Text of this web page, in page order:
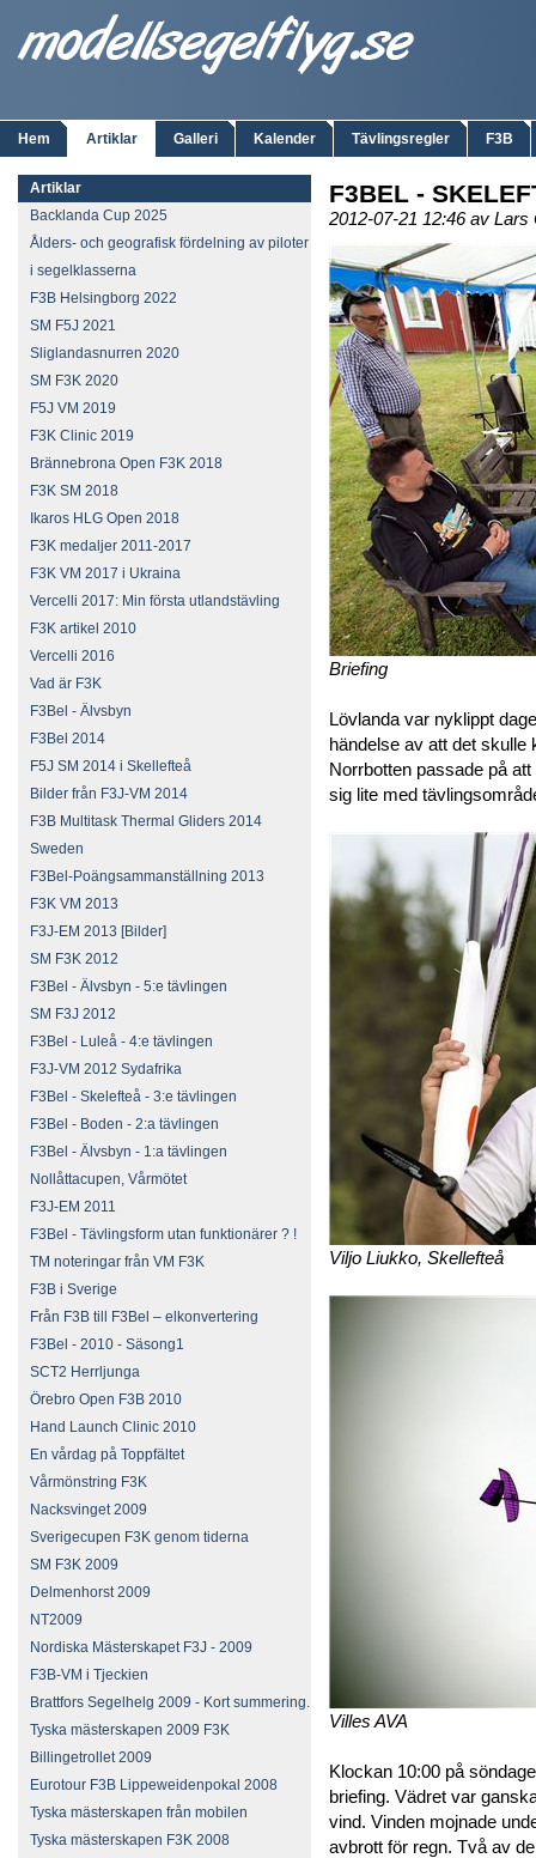
Hem Artiklar Galleri Kalender Tävlingsregler F3B
Artiklar
Backlanda Cup 2025
Ålders- och geografisk fördelning av piloter
i segelklasserna
F3B Helsingborg 2022
SM F5J 2021
Sliglandasnurren 2020
SM F3K 2020
F5J VM 2019
F3K Clinic 2019
Brännebrona Open F3K 2018
F3K SM 2018
Ikaros HLG Open 2018
F3K medaljer 2011-2017
F3K VM 2017 i Ukraina
Vercelli 2017: Min första utlandstävling
F3K artikel 2010
Vercelli 2016
Vad är F3K
F3Bel - Älvsbyn
F3Bel 2014
F5J SM 2014 i Skellefteå
Bilder från F3J-VM 2014
F3B Multitask Thermal Gliders 2014
Sweden
F3Bel-Poängsammanställning 2013
F3K VM 2013
F3J-EM 2013 [Bilder]
SM F3K 2012
F3Bel - Älvsbyn - 5:e tävlingen
SM F3J 2012
F3Bel - Luleå - 4:e tävlingen
F3J-VM 2012 Sydafrika
F3Bel - Skelefteå - 3:e tävlingen
F3Bel - Boden - 2:a tävlingen
F3Bel - Älvsbyn - 1:a tävlingen
Nollåttacupen, Vårmötet
F3J-EM 2011
F3Bel - Tävlingsform utan funktionärer ? !
TM noteringar från VM F3K
F3B i Sverige
Från F3B till F3Bel – elkonvertering
F3Bel - 2010 - Säsong1
SCT2 Herrljunga
Örebro Open F3B 2010
Hand Launch Clinic 2010
En vårdag på Toppfältet
Vårmönstring F3K
Nacksvinget 2009
Sverigecupen F3K genom tiderna
SM F3K 2009
Delmenhorst 2009
NT2009
Nordiska Mästerskapet F3J - 2009
F3B-VM i Tjeckien
Brattfors Segelhelg 2009 - Kort summering.
Tyska mästerskapen 2009 F3K
Billingetrollet 2009
Eurotour F3B Lippeweidenpokal 2008
Tyska mästerskapen från mobilen
Tyska mästerskapen F3K 2008
F3BEL -
2012-07-21 12:46 av
Briefing
Lövlanda var nyklippt
händelse av att det
Norrbotten passade på
sig lite med
Viljo Liukko, Skellefteå
Villes AVA
Klockan 10:00 på
briefing. Vädret var
vind. Vinden mojnade
avbrott för regn. Två av